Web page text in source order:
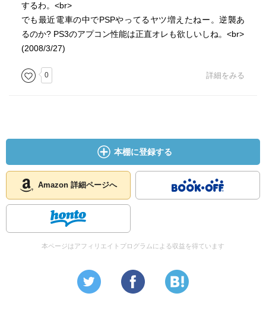
するわ。<br>
でも最近電車の中でPSPやってるヤツ増えたねー。逆襲あ
るのか? PS3のアプコン性能は正直オレも欲しいしね。<br>
(2008/3/27)
0 詳細をみる
本棚に登録する
Amazon 詳細ページへ
本ページはアフィリエイトプログラムによる収益を得ています